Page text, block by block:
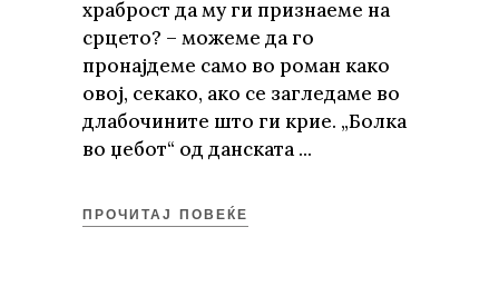
храброст да му ги признаеме на
срцето? – можеме да го
пронајдеме само во роман како
овој, секако, ако се загледаме во
длабочините што ги крие. „Болка
во џебот“ од данската
ПРОЧИТАЈ ПОВЕЌЕ